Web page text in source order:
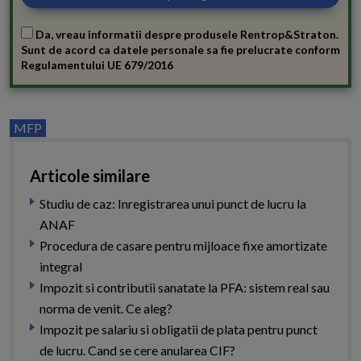
Da, vreau informatii despre produsele Rentrop&Straton.
Sunt de acord ca datele personale sa fie prelucrate conform
Regulamentului UE 679/2016
MFP
Articole similare
Studiu de caz: Inregistrarea unui punct de lucru la
ANAF
Procedura de casare pentru mijloace fixe amortizate
integral
Impozit si contributii sanatate la PFA: sistem real sau
norma de venit. Ce aleg?
Impozit pe salariu si obligatii de plata pentru punct
de lucru. Cand se cere anularea CIF?